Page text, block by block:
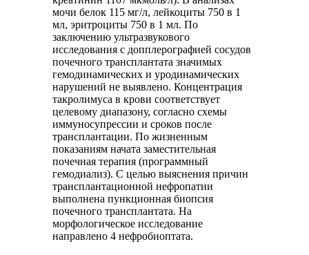
мочи белок 115 мг/л, лейкоциты 750 в 1
мл, эритроциты 750 в 1 мл. По
заключению ультразвукового
исследования с допплерографией сосудов
почечного трансплантата значимых
гемодинамических и уродинамических
нарушений не выявлено. Концентрация
такролимуса в крови соответствует
целевому диапазону, согласно схемы
иммуносупрессии и сроков после
трансплантации. По жизненным
показаниям начата заместительная
почечная терапия (программный
гемодиализ). С целью выяснения причин
трансплантационной нефропатии
выполнена пункционная биопсия
почечного трансплантата. На
морфологическое исследование
направлено 4 нефробиоптата.